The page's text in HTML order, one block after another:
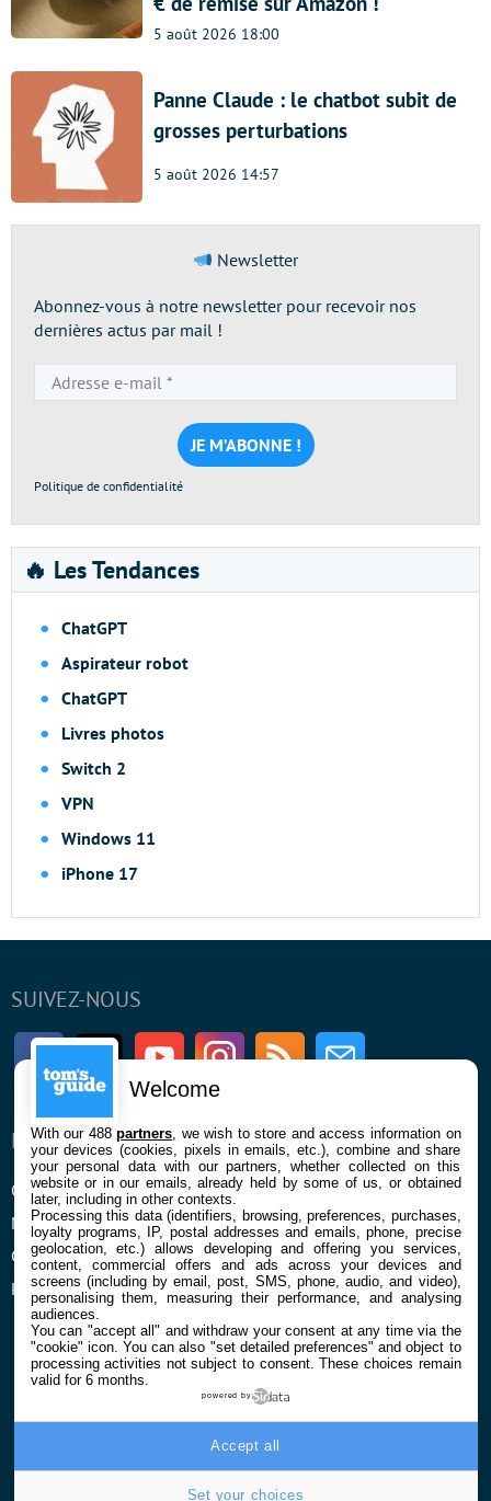
5 août 2026 18:00
Panne Claude : le chatbot subit de
grosses perturbations
5 août 2026 14:57
Newsletter
Abonnez-vous à notre newsletter pour recevoir nos
dernières actus par mail !
e-
mail
*
Politique de confidentialité
🔥 Les Tendances
ChatGPT
Aspirateur robot
ChatGPT
Livres photos
Switch 2
VPN
Windows 11
iPhone 17
SUIVEZ-NOUS
FacebookTwitter Youtube InstagramRSS Newsletter
ENTREPRISE
Qui sommes nous
Mentions légales et CGU
Confidentialité et Cookies
Préférences cookies
À PROPOS
La rédaction
Contact
Welcome
With our 488partners , we wish to store and access information on
your devices (cookies, pixels in emails, etc.), combine and share
your personal data with our partners, whether collected on this
website or in our emails, already held by some of us, or obtained
later, including in other contexts.
Processing this data (identifiers, browsing, preferences, purchases,
loyalty programs, IP, postal addresses and emails, phone, precise
geolocation, etc.) allows developing and offering you services,
content, commercial offers and ads across your devices and
screens (including by email, post, SMS, phone, audio, and video),
personalising them, measuring their performance, and analysing
audiences.
You can "accept all" and withdraw your consent at any time via the
"cookie" icon. You can also "set detailed preferences" and object to
processing activities not subject to consent. These choices remain
valid for 6 months.
powered by
Set your choices
Accept all